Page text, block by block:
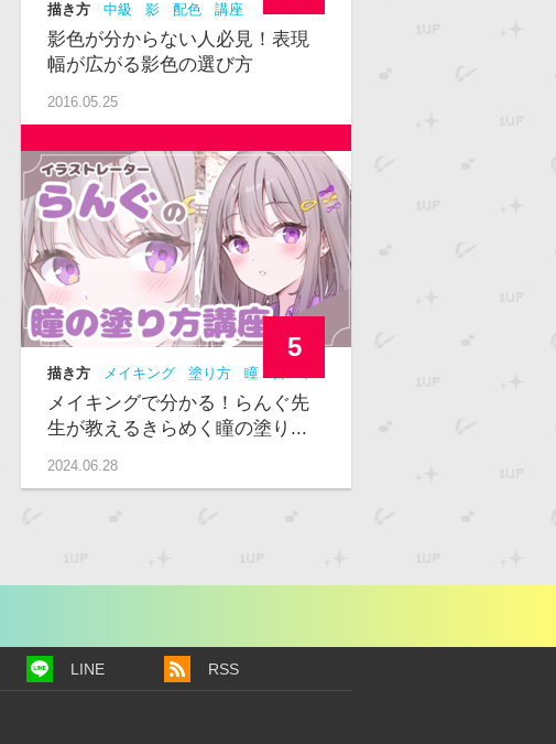
描き方 中級 影 配色 講座
影色が分からない人必見！表現
幅が広がる影色の選び方
2016.05.25
描き方 メイキング 塗り方 瞳
級
メイキングで分かる！らんぐ先
生が教えるきらめく瞳の塗り...
2024.06.28
5
LINE RSS